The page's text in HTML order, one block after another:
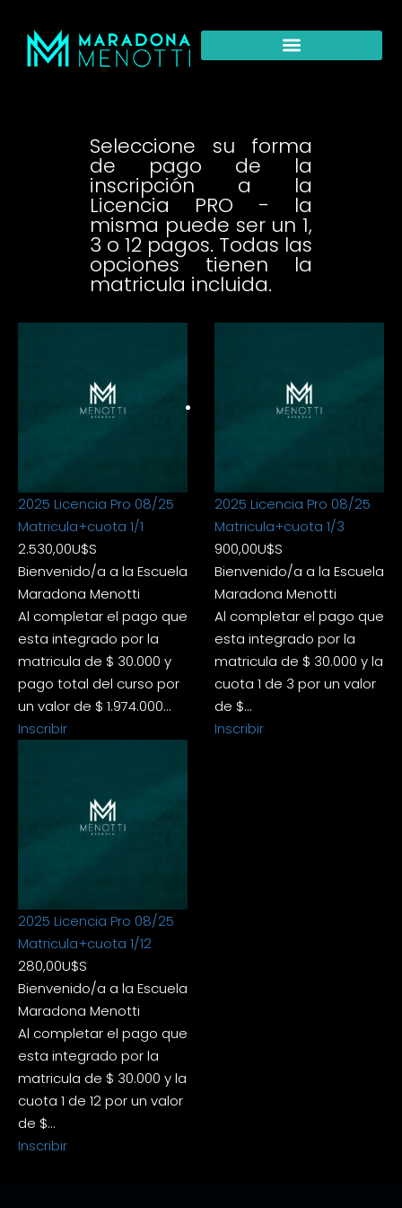
Seleccione su forma
de pago de la
inscripción a la
Licencia PRO - la
misma puede ser un 1,
3 o 12 pagos. Todas las
opciones tienen la
matricula incluida.
2025 Licencia Pro 08/25
Matricula+cuota 1/1
2.530,00U$S
Bienvenido/a a la Escuela
Maradona Menotti
Al completar el pago que
esta integrado por la
matricula de $ 30.000 y
pago total del curso por
un valor de $ 1.974.000…
Inscribir
2025 Licencia Pro 08/25
Matricula+cuota 1/3
900,00U$S
Bienvenido/a a la Escuela
Maradona Menotti
Al completar el pago que
esta integrado por la
matricula de $ 30.000 y la
cuota 1 de 3 por un valor
de $…
Inscribir
2025 Licencia Pro 08/25
Matricula+cuota 1/12
280,00U$S
Bienvenido/a a la Escuela
Maradona Menotti
Al completar el pago que
esta integrado por la
matricula de $ 30.000 y la
cuota 1 de 12 por un valor
de $…
Inscribir